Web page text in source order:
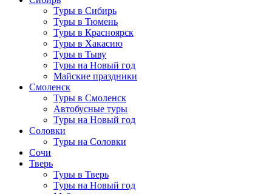
Туры в Сибирь
Туры в Тюмень
Туры в Красноярск
Туры в Хакасию
Туры в Тыву
Туры на Новый год
Майские праздники
Смоленск
Туры в Смоленск
Автобусные туры
Туры на Новый год
Соловки
Туры на Соловки
Сочи
Тверь
Туры в Тверь
Туры на Новый год